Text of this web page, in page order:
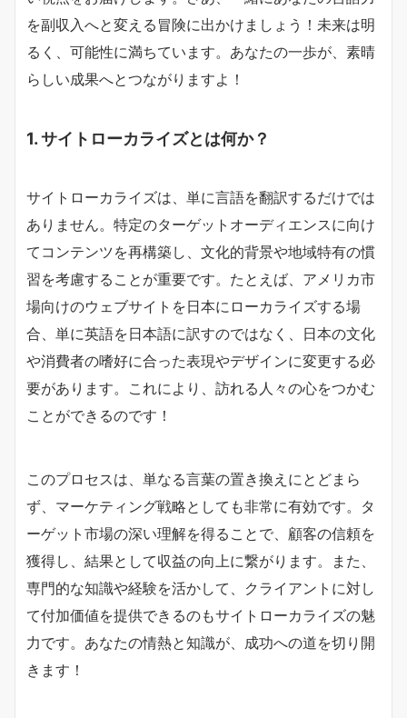
を副収入へと変える冒険に出かけましょう！未来は明
るく、可能性に満ちています。あなたの一歩が、素晴
らしい成果へとつながりますよ！
1. サイトローカライズとは何か？
サイトローカライズは、単に言語を翻訳するだけでは
ありません。特定のターゲットオーディエンスに向け
てコンテンツを再構築し、文化的背景や地域特有の慣
習を考慮することが重要です。たとえば、アメリカ市
場向けのウェブサイトを日本にローカライズする場
合、単に英語を日本語に訳すのではなく、日本の文化
や消費者の嗜好に合った表現やデザインに変更する必
要があります。これにより、訪れる人々の心をつかむ
ことができるのです！
このプロセスは、単なる言葉の置き換えにとどまら
ず、マーケティング戦略としても非常に有効です。タ
ーゲット市場の深い理解を得ることで、顧客の信頼を
獲得し、結果として収益の向上に繋がります。また、
専門的な知識や経験を活かして、クライアントに対し
て付加価値を提供できるのもサイトローカライズの魅
力です。あなたの情熱と知識が、成功への道を切り開
きます！